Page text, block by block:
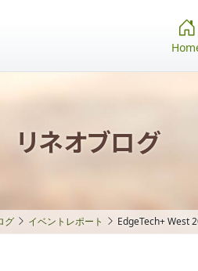
リネオブログ
グ イベントレポート EdgeTech+ West